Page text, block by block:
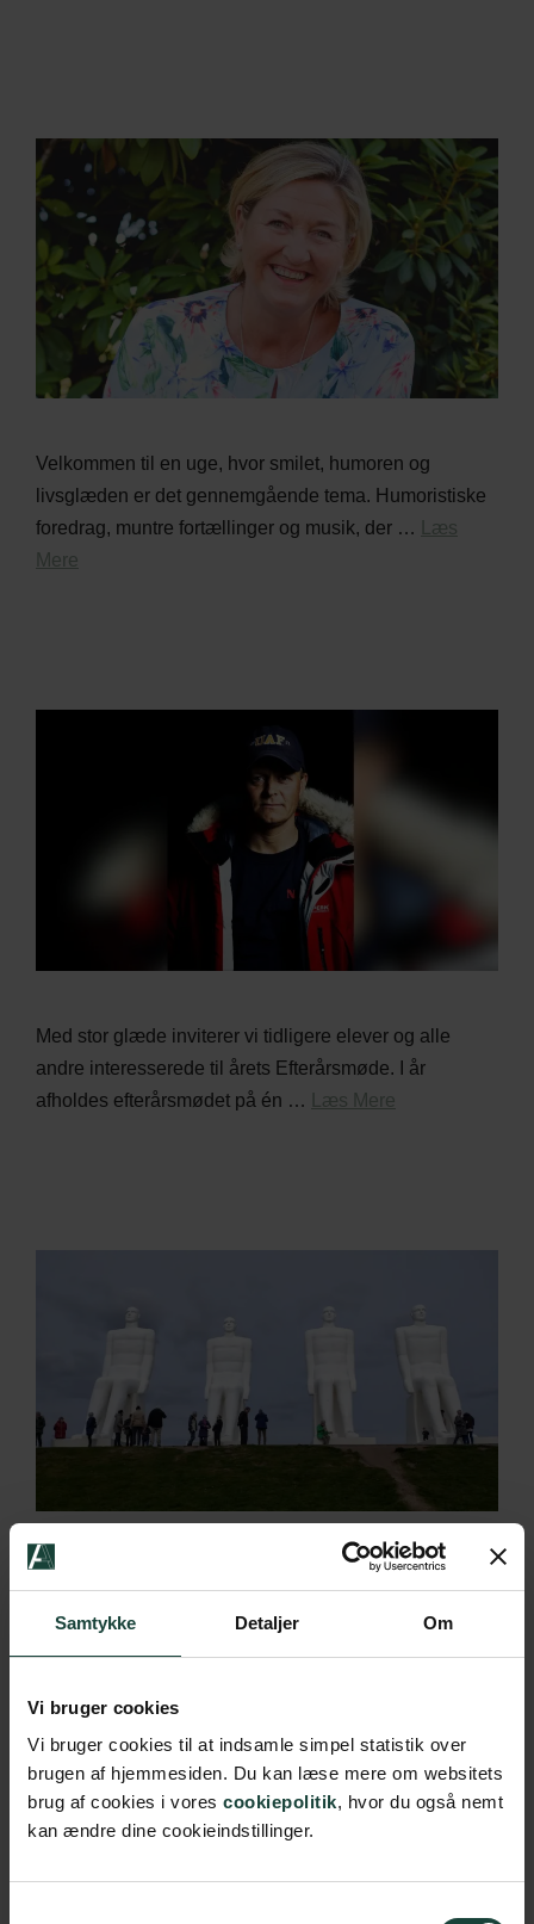
Samtykke Detaljer Om
Vi bruger cookies
Vi bruger cookies til at indsamle simpel statistik over
brugen af hjemmesiden. Du kan læse mere om websitets
brug af cookies i vores cookiepolitik, hvor du også nemt
kan ændre dine cookieindstillinger.
Velkommen til en uge, hvor smilet, humoren og
livsglæden er det gennemgående tema. Humoristiske
foredrag, muntre fortællinger og musik, der …
Læs
Mere
Med stor glæde inviterer vi tidligere elever og alle
andre interesserede til årets Efterårsmøde. I år
afholdes efterårsmødet på én …
Læs Mere
Oplev en dejlig efterårsuge i Askov, hvor du gennem